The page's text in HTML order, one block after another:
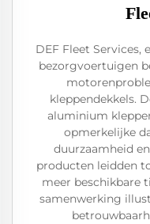
DEF Fleet Services,
bezorgvoertuigen
kleppendekkels.
aluminium
opmerkelijke
duurzaamheid
producten leidden
meer beschikbare
samenwerking